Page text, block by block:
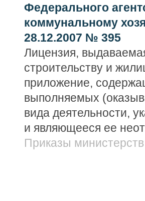
Федерального
коммунальному
28.12.2007 № 395
Лицензия,
строительству и
приложение,
выполняемых
вида деятельности,
и являющееся ее
Приказы